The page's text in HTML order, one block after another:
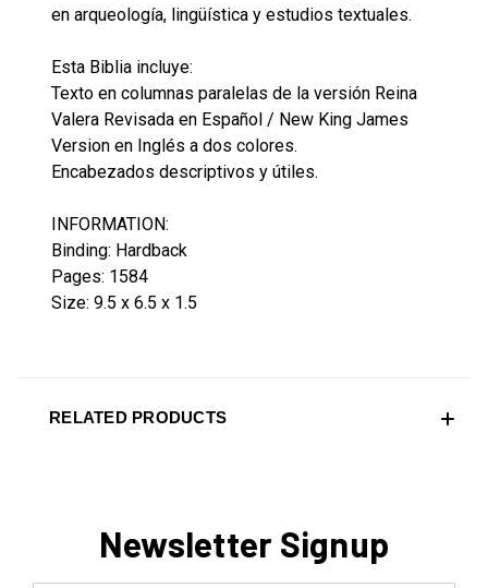
en arqueología, lingüística y estudios textuales.
Esta Biblia incluye:
Texto en columnas paralelas de la versión Reina
Valera Revisada en Español / New King James
Version en Inglés a dos colores.
Encabezados descriptivos y útiles.
INFORMATION:
Binding: Hardback
Pages: 1584
Size: 9.5 x 6.5 x 1.5
RELATED PRODUCTS
Newsletter Signup